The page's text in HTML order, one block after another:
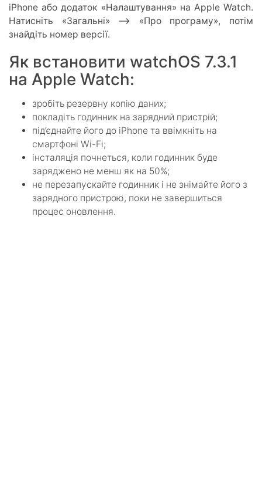
iPhone або додаток «Налаштування» на Apple Watch.
Натисніть «Загальні» –> «Про програму», потім
знайдіть номер версії.
Як встановити watchOS 7.3.1
на Apple Watch:
зробіть резервну копію даних;
покладіть годинник на зарядний пристрій;
під’єднайте його до iPhone та ввімкніть на
смартфоні Wi-Fi;
інсталяція почнеться, коли годинник буде
заряджено не менш як на 50%;
не перезапускайте годинник і не знімайте його з
зарядного пристрою, поки не завершиться
процес оновлення.